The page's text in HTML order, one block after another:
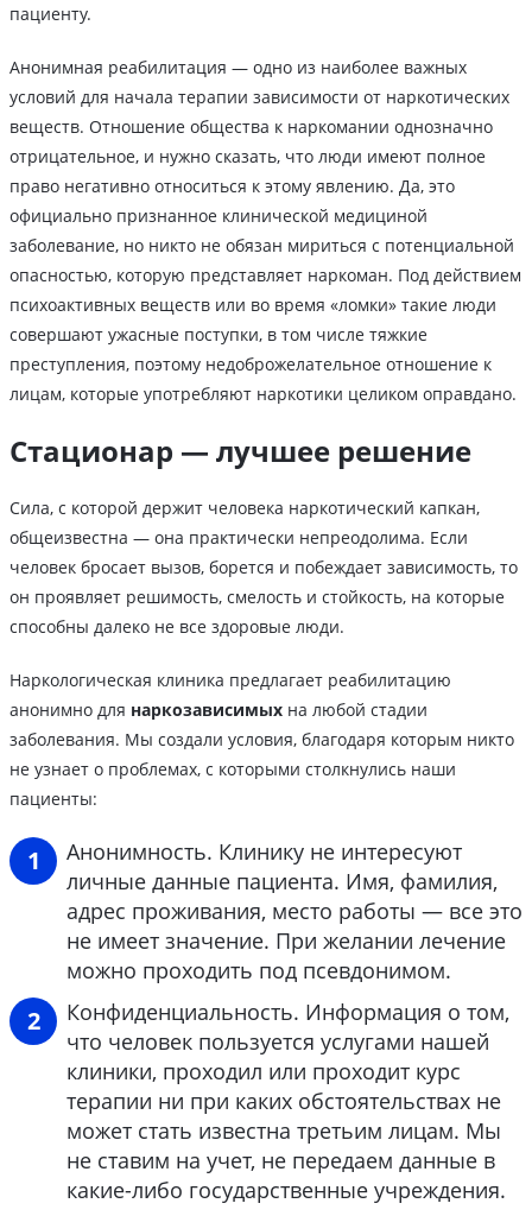
пациенту.
Анонимная реабилитация — одно из наиболее важных
условий для начала терапии зависимости от наркотических
веществ. Отношение общества к наркомании однозначно
отрицательное, и нужно сказать, что люди имеют полное
право негативно относиться к этому явлению. Да, это
официально признанное клинической медициной
заболевание, но никто не обязан мириться с потенциальной
опасностью, которую представляет наркоман. Под действием
психоактивных веществ или во время «ломки» такие люди
совершают ужасные поступки, в том числе тяжкие
преступления, поэтому недоброжелательное отношение к
лицам, которые употребляют наркотики целиком оправдано.
Стационар — лучшее решение
Сила, с которой держит человека наркотический капкан,
общеизвестна — она практически непреодолима. Если
человек бросает вызов, борется и побеждает зависимость, то
он проявляет решимость, смелость и стойкость, на которые
способны далеко не все здоровые люди.
Наркологическая клиника предлагает реабилитацию
анонимно для наркозависимых на любой стадии
заболевания. Мы создали условия, благодаря которым никто
не узнает о проблемах, с которыми столкнулись наши
пациенты:
Анонимность. Клинику не интересуют
личные данные пациента. Имя, фамилия,
адрес проживания, место работы — все это
не имеет значение. При желании лечение
можно проходить под псевдонимом.
Конфиденциальность. Информация о том,
что человек пользуется услугами нашей
клиники, проходил или проходит курс
терапии ни при каких обстоятельствах не
может стать известна третьим лицам. Мы
не ставим на учет, не передаем данные в
какие-либо государственные учреждения.